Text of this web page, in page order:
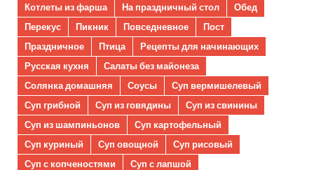
Котлеты из фарша
На праздничный стол
Обед
Перекус
Пикник Повседневное
Пост
Праздничное
Птица
Рецепты для начинающих
Русская кухня
Салаты без майонеза
Солянка домашняя
Соусы
Суп вермишелевый
Суп грибной
Суп из говядины
Суп из свинины
Суп из шампиньонов
Суп картофельный
Суп куриный
Суп овощной
Суп рисовый
Суп с копченостями
Суп с лапшой